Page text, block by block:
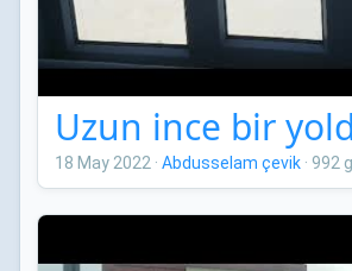
Uzun ince bir
18 May 2022 · Abdusselam çevik· 992